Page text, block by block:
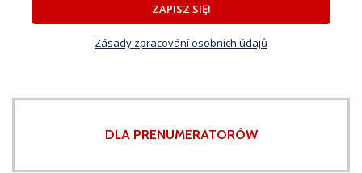
ZAPISZ SIĘ!
Zásady zpracování osobních údajů
DLA PRENUMERATORÓW